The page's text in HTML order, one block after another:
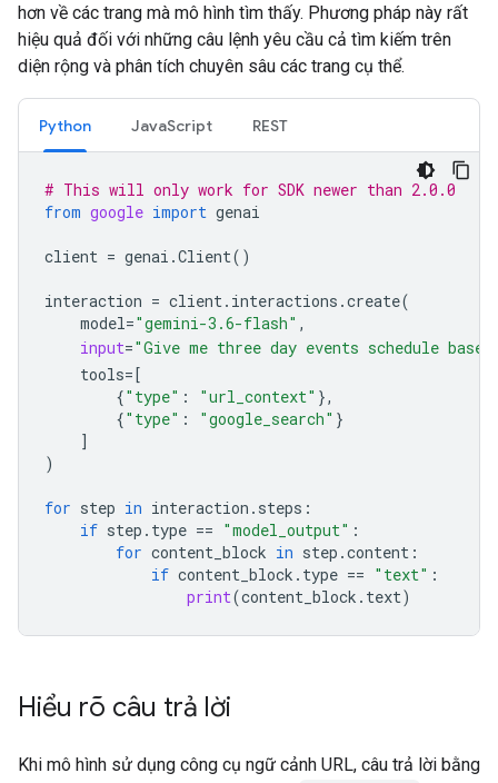
hơn về các trang mà mô hình tìm thấy. Phương pháp này rất
hiệu quả đối với những câu lệnh yêu cầu cả tìm kiếm trên
diện rộng và phân tích chuyên sâu các trang cụ thể.
Python JavaScript REST
# This will only work for SDK newer than 2.0.0
from google import genai
client = genai .Client()
interaction = client. interactions .create(
model="gemini-3.6-flash" ,
input="Give me three day events schedule
tools=[
{"type" : "url_context" },
{"type" : "google_search" }
]
)
for step in interaction . steps :
if step . type == "model_output" :
for content_block in step .content :
if content_block . type == "text" :
print(content_block . text)
Hiểu rõ câu trả lời
Khi mô hình sử dụng công cụ ngữ cảnh URL, câu trả lời bằng